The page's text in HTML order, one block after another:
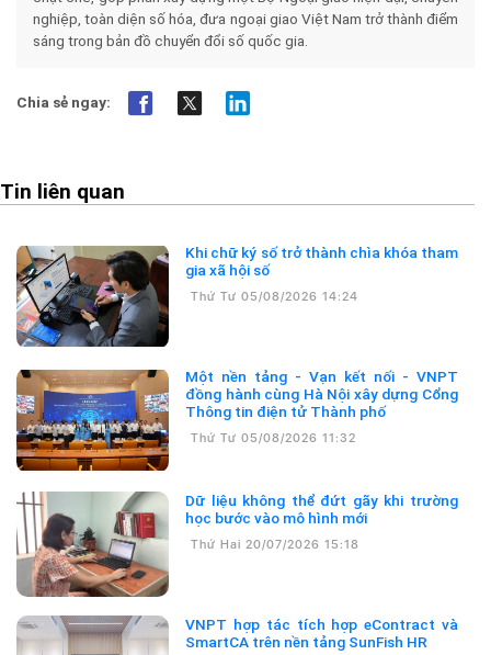
nghiệp, toàn diện số hóa, đưa ngoại giao Việt Nam trở thành điểm
sáng trong bản đồ chuyển đổi số quốc gia.
Chia sẻ ngay:
Tin liên quan
Khi chữ ký số trở thành chìa khóa tham
gia xã hội số
Thứ Tư 05/08/2026 14:24
Một nền tảng - Vạn kết nối - VNPT
đồng hành cùng Hà Nội xây dựng Cổng
Thông tin điện tử Thành phố
Thứ Tư 05/08/2026 11:32
Dữ liệu không thể đứt gãy khi trường
học bước vào mô hình mới
Thứ Hai 20/07/2026 15:18
VNPT hợp tác tích hợp eContract và
SmartCA trên nền tảng SunFish HR